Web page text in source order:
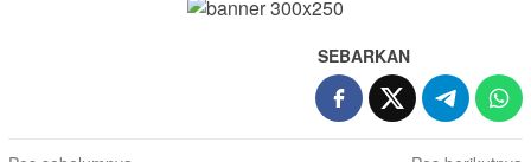
SEBARKAN